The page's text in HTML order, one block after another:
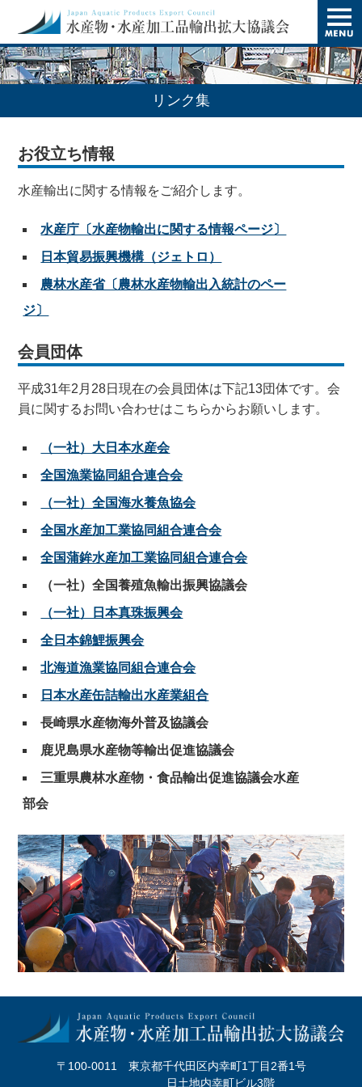
t
o
g
g
l
e
a
リンク集
お役立ち情報
水産輸出に関する情報をご紹介します。
水産庁〔水産物輸出に関する情報ページ〕
日本貿易振興機構（ジェトロ）
農林水産省〔農林水産物輸出入統計のペー
ジ〕
会員団体
平成31年2月28日現在の会員団体は下記13団体です。会
員に関するお問い合わせはこちらからお願いします。
（一社）大日本水産会
全国漁業協同組合連合会
（一社）全国海水養魚協会
全国水産加工業協同組合連合会
全国蒲鉾水産加工業協同組合連合会
（一社）全国養殖魚輸出振興協議会
（一社）日本真珠振興会
全日本錦鯉振興会
北海道漁業協同組合連合会
日本水産缶詰輸出水産業組合
長崎県水産物海外普及協議会
鹿児島県水産物等輸出促進協議会
三重県農林水産物・食品輸出促進協議会水産
部会
〒100-0011 東京都千代田区内幸町1丁目2番1号
日土地内幸町ビル3階